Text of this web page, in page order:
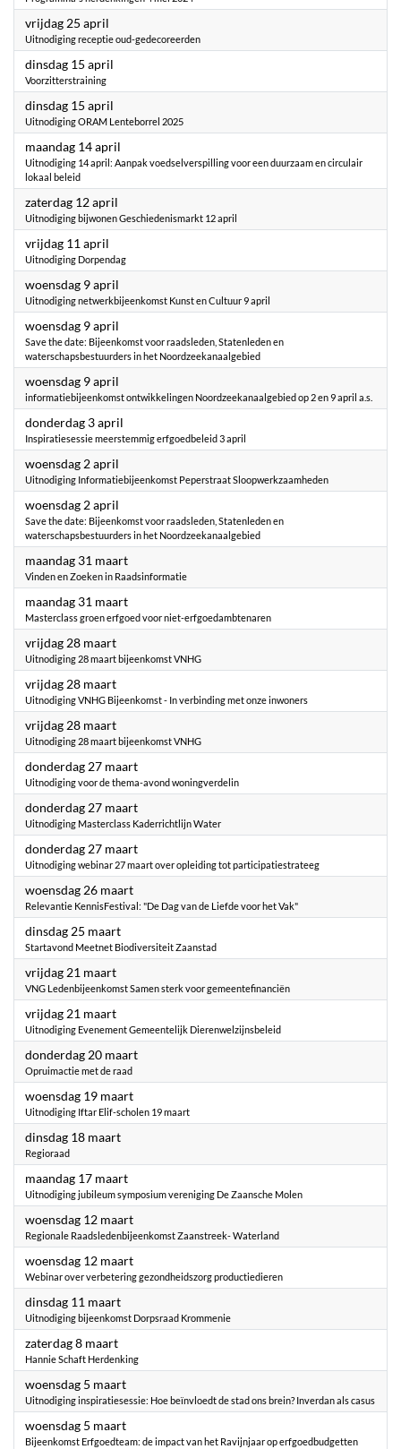
vrijdag 25 april
Uitnodiging receptie oud-gedecoreerden
dinsdag 15 april
Voorzitterstraining
dinsdag 15 april
Uitnodiging ORAM Lenteborrel 2025
maandag 14 april
Uitnodiging 14 april: Aanpak voedselverspilling voor een duurzaam en circulair
lokaal beleid
zaterdag 12 april
Uitnodiging bijwonen Geschiedenismarkt 12 april
vrijdag 11 april
Uitnodiging Dorpendag
woensdag 9 april
Uitnodiging netwerkbijeenkomst Kunst en Cultuur 9 april
woensdag 9 april
Save the date: Bijeenkomst voor raadsleden, Statenleden en
waterschapsbestuurders in het Noordzeekanaalgebied
woensdag 9 april
informatiebijeenkomst ontwikkelingen Noordzeekanaalgebied op 2 en 9 april a.s.
donderdag 3 april
Inspiratiesessie meerstemmig erfgoedbeleid 3 april
woensdag 2 april
Uitnodiging Informatiebijeenkomst Peperstraat Sloopwerkzaamheden
woensdag 2 april
Save the date: Bijeenkomst voor raadsleden, Statenleden en
waterschapsbestuurders in het Noordzeekanaalgebied
maandag 31 maart2025
Vinden en Zoeken in Raadsinformatie
maandag 31 maart2025
Masterclass groen erfgoed voor niet-erfgoedambtenaren
vrijdag 28 maart2025
Uitnodiging 28 maart bijeenkomst VNHG
vrijdag 28 maart2025
Uitnodiging VNHG Bijeenkomst - In verbinding met onze inwoners
vrijdag 28 maart2025
Uitnodiging 28 maart bijeenkomst VNHG
donderdag 27 maart2025
Uitnodiging voor de thema-avond woningverdelin
donderdag 27 maart2025
Uitnodiging Masterclass Kaderrichtlijn Water
donderdag 27 maart2025
Uitnodiging webinar 27 maart over opleiding tot participatiestrateeg
woensdag 26 maart2025
Relevantie KennisFestival: "De Dag van de Liefde voor het Vak"
dinsdag 25 maart2025
Startavond Meetnet Biodiversiteit Zaanstad
vrijdag 21 maart2025
VNG Ledenbijeenkomst Samen sterk voor gemeentefinanciën
vrijdag 21 maart2025
Uitnodiging Evenement Gemeentelijk Dierenwelzijnsbeleid
donderdag 20 maart2025
Opruimactie met de raad
woensdag 19 maart2025
Uitnodiging Iftar Elif-scholen 19 maart
dinsdag 18 maart2025
Regioraad
maandag 17 maart2025
Uitnodiging jubileum symposium vereniging De Zaansche Molen
woensdag 12 maart2025
Regionale Raadsledenbijeenkomst Zaanstreek- Waterland
woensdag 12 maart2025
Webinar over verbetering gezondheidszorg productiedieren
dinsdag 11 maart2025
Uitnodiging bijeenkomst Dorpsraad Krommenie
zaterdag 8 maart2025
Hannie Schaft Herdenking
woensdag 5 maart2025
Uitnodiging inspiratiesessie: Hoe beïnvloedt de stad ons brein? Inverdan als casus
woensdag 5 maart2025
Bijeenkomst Erfgoedteam: de impact van het Ravijnjaar op erfgoedbudgetten